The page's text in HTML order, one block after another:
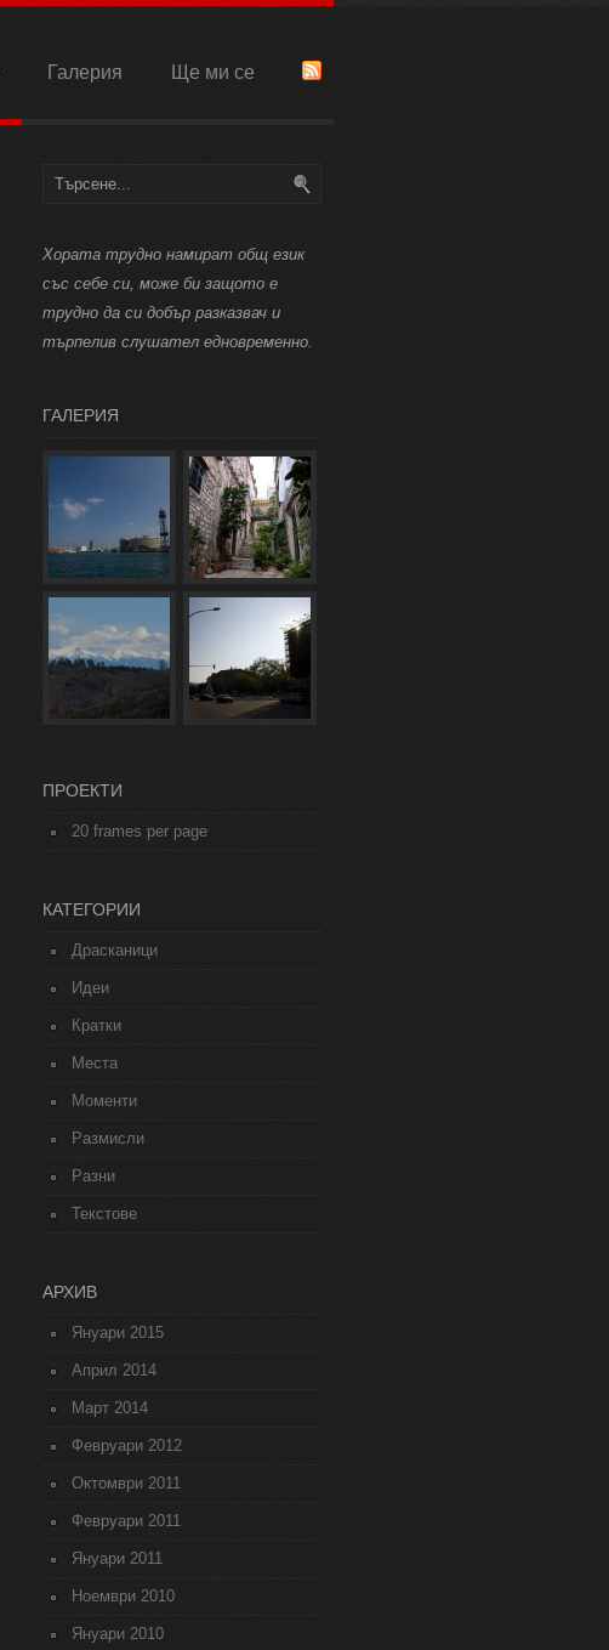
Галерия Ще ми се
Хората трудно намират общ език
със себе си, може би защото е
трудно да си добър разказвач и
търпелив слушател едновременно.
ГАЛЕРИЯ
ПРОЕКТИ
20 frames per page
КАТЕГОРИИ
Драсканици
Идеи
Кратки
Места
Моменти
Размисли
Разни
Текстове
АРХИВ
Януари 2015
Април 2014
Март 2014
Февруари 2012
Октомври 2011
Февруари 2011
Януари 2011
Ноември 2010
Януари 2010